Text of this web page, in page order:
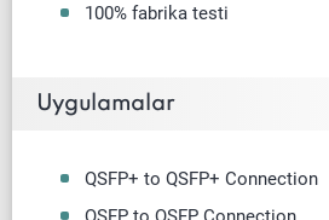
100% fabrika testi
Uygulamalar
QSFP+ to QSFP+ Connection